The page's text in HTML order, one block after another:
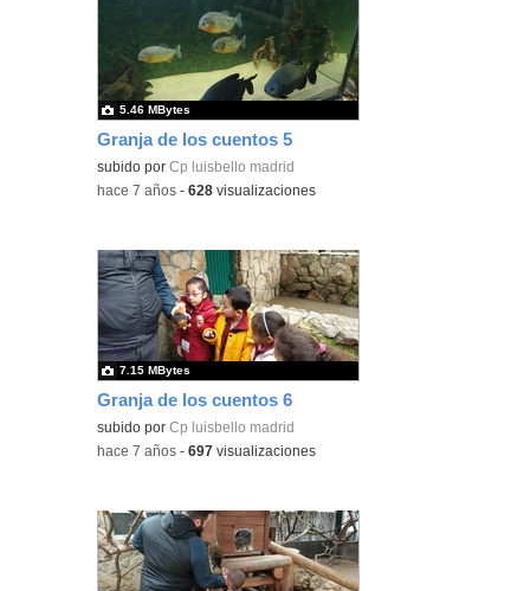
Granja de los cuentos 5
subido porCp luisbello madrid
5.46 MBytes
-hace 7 años -628 visualizaciones
Granja de los cuentos 6
subido porCp luisbello madrid
7.15 MBytes
-hace 7 años -697 visualizaciones